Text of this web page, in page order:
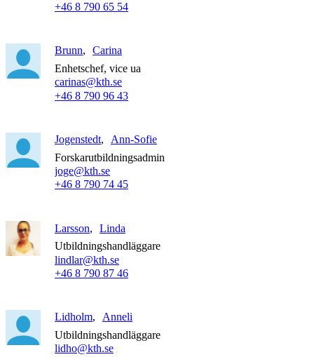
+46 8 790 65 54
Brunn
Carina
Enhetschef, vice ua
carinas@kth.se
+46 8 790 96 43
Jogenstedt
Ann-Sofie
Forskarutbildningsadmin
joge@kth.se
+46 8 790 74 45
Larsson
Linda
Utbildningshandläggare
lindlar@kth.se
+46 8 790 87 46
Lidholm
Anneli
Utbildningshandläggare
lidho@kth.se